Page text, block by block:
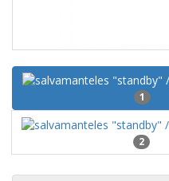
1
2